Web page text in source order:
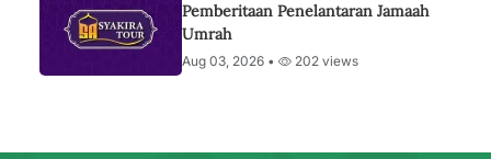
Pemberitaan Penelantaran Jamaah
Umrah
Aug 03, 2026 • 202 views